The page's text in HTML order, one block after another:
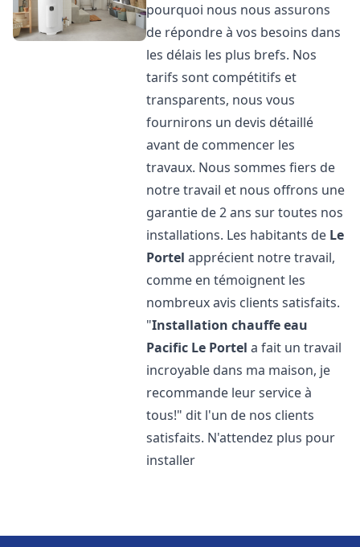
pourquoi nous nous assurons
de répondre à vos besoins dans
les délais les plus brefs. Nos
tarifs sont compétitifs et
transparents, nous vous
fournirons un devis détaillé
avant de commencer les
travaux. Nous sommes fiers de
notre travail et nous offrons une
garantie de 2 ans sur toutes nos
installations. Les habitants de Le
Portel apprécient notre travail,
comme en témoignent les
nombreux avis clients satisfaits.
"Installation chauffe eau
Pacific Le Portel a fait un travail
incroyable dans ma maison, je
recommande leur service à
tous!" dit l'un de nos clients
satisfaits. N'attendez plus pour
installer